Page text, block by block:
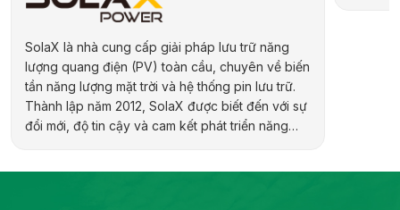
SolaX là nhà cung cấp giải pháp lưu trữ năng
lượng quang điện (PV) toàn cầu, chuyên về biến
tần năng lượng mặt trời và hệ thống pin lưu trữ.
Thành lập năm 2012, SolaX được biết đến với sự
đổi mới, độ tin cậy và cam kết phát triển năng